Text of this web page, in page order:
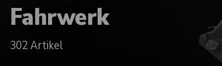
Fahrwerk
302 Artikel